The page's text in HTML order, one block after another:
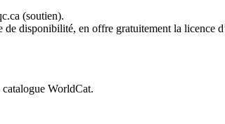
(soutien).
disponibilité, en offre gratuitement la licence
WorldCat.